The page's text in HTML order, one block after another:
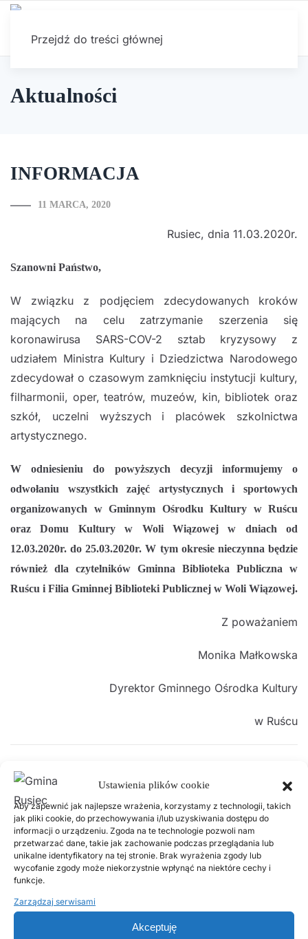
Ustawienia plików cookie
Aby zapewnić jak najlepsze wrażenia, korzystamy z technologii, takich
jak pliki cookie, do przechowywania i/lub uzyskiwania dostępu do
informacji o urządzeniu. Zgoda na te technologie pozwoli nam
przetwarzać dane, takie jak zachowanie podczas przeglądania lub
unikalne identyfikatory na tej stronie. Brak wyrażenia zgody lub
wycofanie zgody może niekorzystnie wpłynąć na niektóre cechy i
funkcje.
Zarządzaj serwisami
Akceptuję
Przejdź do treści głównej
Aktualności
INFORMACJA
11 MARCA, 2020
Rusiec, dnia 11.03.2020r.
Szanowni Państwo,
W związku z podjęciem zdecydowanych kroków
mających na celu zatrzymanie szerzenia się
koronawirusa SARS-COV-2 sztab kryzysowy z
udziałem Ministra Kultury i Dziedzictwa Narodowego
zdecydował o czasowym zamknięciu instytucji kultury,
filharmonii, oper, teatrów, muzeów, kin, bibliotek oraz
szkół, uczelni wyższych i placówek szkolnictwa
artystycznego.
W odniesieniu do powyższych decyzji informujemy o
odwołaniu wszystkich zajęć artystycznych i sportowych
organizowanych w Gminnym Ośrodku Kultury w Ruścu
oraz Domu Kultury w Woli Wiązowej w dniach od
12.03.2020r. do 25.03.2020r. W tym okresie nieczynna będzie
również dla czytelników Gminna Biblioteka Publiczna w
Ruścu i Filia Gminnej Biblioteki Publicznej w Woli Wiązowej.
Z poważaniem
Monika Małkowska
Dyrektor Gminnego Ośrodka Kultury
w Ruścu
Poprzednie
Popularne wpisy
2 LUTEGO, 2026
PSZOK Rusiec – godziny otwarcia, lokalizacja i